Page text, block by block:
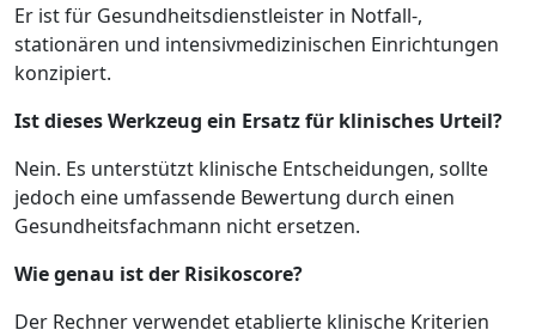
Er ist für Gesundheitsdienstleister in Notfall-,
stationären und intensivmedizinischen Einrichtungen
konzipiert.
Ist dieses Werkzeug ein Ersatz für klinisches Urteil?
Nein. Es unterstützt klinische Entscheidungen, sollte
jedoch eine umfassende Bewertung durch einen
Gesundheitsfachmann nicht ersetzen.
Wie genau ist der Risikoscore?
Der Rechner verwendet etablierte klinische Kriterien